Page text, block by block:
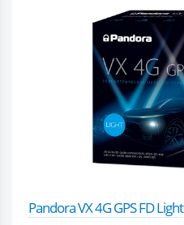
Pandora VX 4G GPS FD Light